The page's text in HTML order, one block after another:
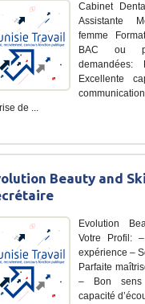
Cabinet
Assistante
femme
BAC ou
demandées:
Excellente
de ...
Beauty and
Evolution
Votre Profil:
expérience –
Parfaite
– Bon sens
capacité